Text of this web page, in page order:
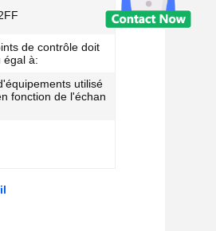
de contrôle doit
égal à:
utilisé
fonction de l'échan